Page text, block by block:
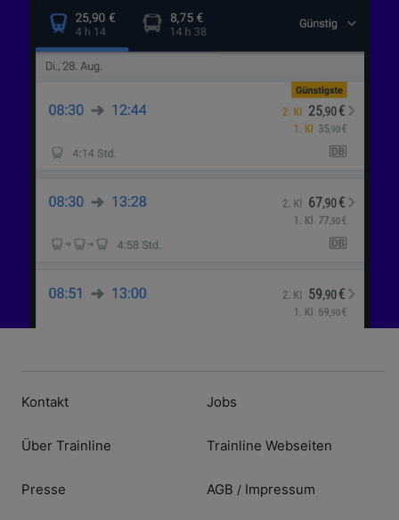
Kontakt
Über Trainline
Presse
Jobs
Trainline Webseiten
AGB / Impressum